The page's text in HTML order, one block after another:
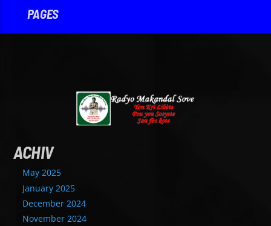
PAGES
ACHIV
May 2025
January 2025
December 2024
November 2024